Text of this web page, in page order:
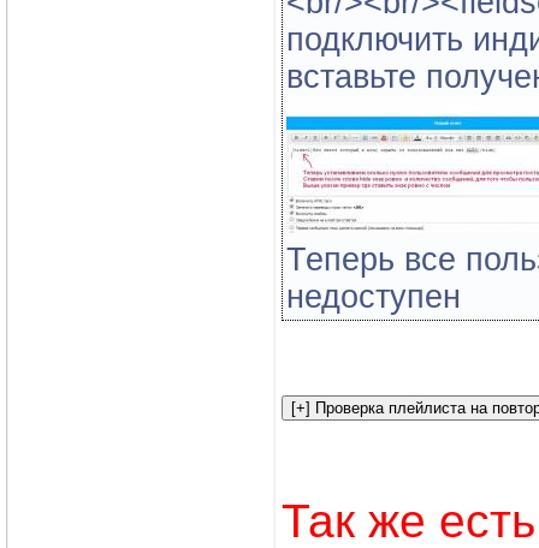
подключить
вставьте
Теперь все
недоступен
Так же